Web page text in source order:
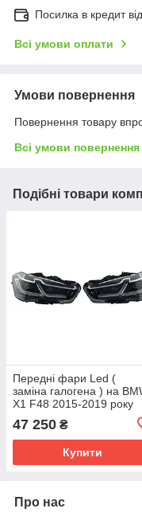
Посилка в кредит
Всі умови оплати
Умови повернення
Повернення товару
Всі умови повернення
Подібні товари
Передні фари Led (
заміна галогена ) на
X1 F48 2015-2019 року
47 250 ₴
Купити
Про нас